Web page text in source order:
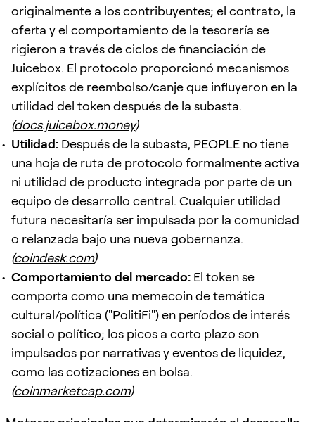
originalmente a los contribuyentes; el contrato, la
oferta y el comportamiento de la tesorería se
rigieron a través de ciclos de financiación de
Juicebox. El protocolo proporcionó mecanismos
explícitos de reembolso/canje que influyeron en la
utilidad del token después de la subasta.
(docs.juicebox.money)
Utilidad: Después de la subasta, PEOPLE no tiene
una hoja de ruta de protocolo formalmente activa
ni utilidad de producto integrada por parte de un
equipo de desarrollo central. Cualquier utilidad
futura necesitaría ser impulsada por la comunidad
o relanzada bajo una nueva gobernanza.
(coindesk.com)
Comportamiento del mercado: El token se
comporta como una memecoin de temática
cultural/política ("PolitiFi") en períodos de interés
social o político; los picos a corto plazo son
impulsados por narrativas y eventos de liquidez,
como las cotizaciones en bolsa.
(coinmarketcap.com)